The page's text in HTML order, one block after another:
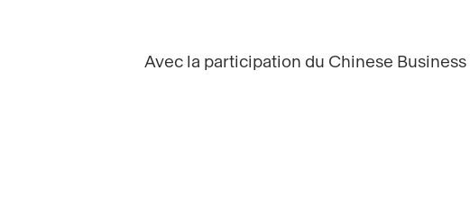
Avec la participation du Chinese Business